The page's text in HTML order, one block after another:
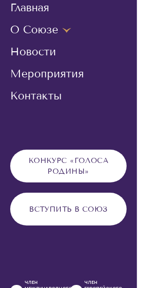
Главная
О Союзе
Новости
Мероприятия
Контакты
КОНКУРС «ГОЛОСА
РОДИНЫ»
ВСТУПИТЬ В СОЮЗ
ЧЛЕН
ЧЛЕН